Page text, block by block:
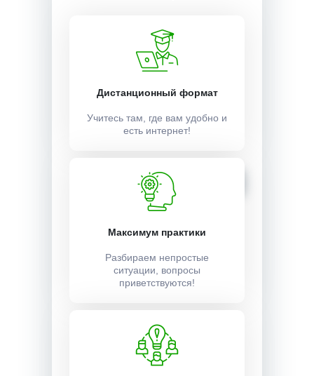
Учебный план:
Получить
Стоимость:
Записаться
Дистанционный формат
Учитесь там, где вам удобно и
есть интернет!
Максимум практики
Разбираем непростые
ситуации, вопросы
приветствуются!